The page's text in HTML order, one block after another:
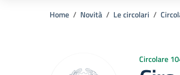
Home Novità Le circolari
Circolare